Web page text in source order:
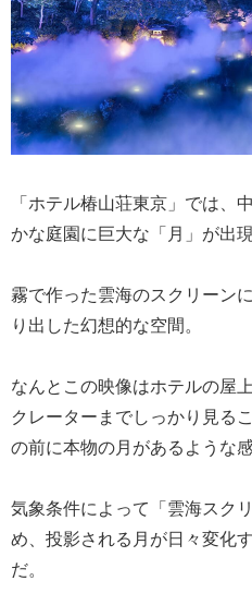
「ホテル椿山荘東京」では、
かな庭園に巨大な「月」が出現
霧で作った雲海のスクリーン
り出した幻想的な空間。
なんとこの映像はホテルの屋
クレーターまでしっかり見る
の前に本物の月があるような
気象条件によって「雲海スク
め、投影される月が日々変化
だ。